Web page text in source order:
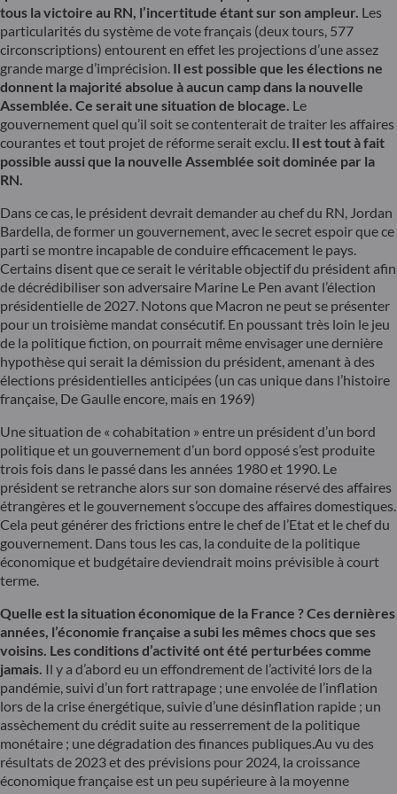
tous la victoire au RN, l’incertitude étant sur son ampleur. Les
particularités du système de vote français (deux tours, 577
circonscriptions) entourent en effet les projections d’une assez
grande marge d’imprécision. Il est possible que les élections ne
donnent la majorité absolue à aucun camp dans la nouvelle
Assemblée. Ce serait une situation de blocage. Le
gouvernement quel qu’il soit se contenterait de traiter les affaires
courantes et tout projet de réforme serait exclu. Il est tout à fait
possible aussi que la nouvelle Assemblée soit dominée par la
RN.
Dans ce cas, le président devrait demander au chef du RN, Jordan
Bardella, de former un gouvernement, avec le secret espoir que ce
parti se montre incapable de conduire efficacement le pays.
Certains disent que ce serait le véritable objectif du président afin
de décrédibiliser son adversaire Marine Le Pen avant l’élection
présidentielle de 2027. Notons que Macron ne peut se présenter
pour un troisième mandat consécutif. En poussant très loin le jeu
de la politique fiction, on pourrait même envisager une dernière
hypothèse qui serait la démission du président, amenant à des
élections présidentielles anticipées (un cas unique dans l’histoire
française, De Gaulle encore, mais en 1969)
Une situation de « cohabitation » entre un président d’un bord
politique et un gouvernement d’un bord opposé s’est produite
trois fois dans le passé dans les années 1980 et 1990. Le
président se retranche alors sur son domaine réservé des affaires
étrangères et le gouvernement s’occupe des affaires domestiques.
Cela peut générer des frictions entre le chef de l’Etat et le chef du
gouvernement. Dans tous les cas, la conduite de la politique
économique et budgétaire deviendrait moins prévisible à court
terme.
Quelle est la situation économique de la France ? Ces dernières
années, l’économie française a subi les mêmes chocs que ses
voisins. Les conditions d’activité ont été perturbées comme
jamais. Il y a d’abord eu un effondrement de l’activité lors de la
pandémie, suivi d’un fort rattrapage ; une envolée de l’inflation
lors de la crise énergétique, suivie d’une désinflation rapide ; un
assèchement du crédit suite au resserrement de la politique
monétaire ; une dégradation des finances publiques.Au vu des
résultats de 2023 et des prévisions pour 2024, la croissance
économique française est un peu supérieure à la moyenne